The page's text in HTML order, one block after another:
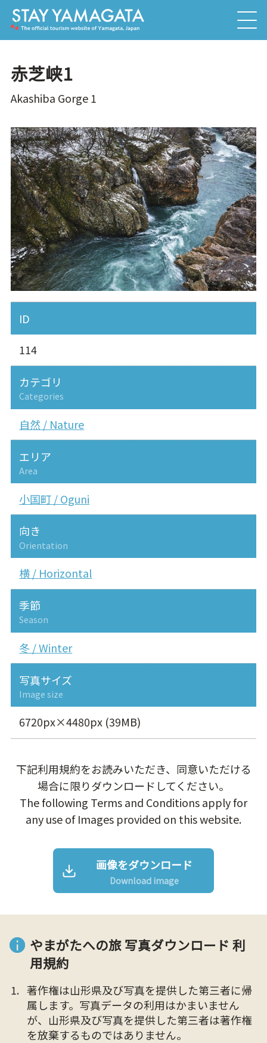
赤芝峡1
Akashiba Gorge 1
ID
114
カテゴリ
Categories
自然 / Nature
エリア
Area
小国町 / Oguni
向き
Orientation
横 / Horizontal
季節
Season
冬 / Winter
写真サイズ
Image size
6720px×4480px (39MB)
下記利用規約をお読みいただき、同意いただける
場合に限りダウンロードしてください。
The following Terms and Conditions apply for
any use of Images provided on this website.
画像をダウンロード
Download image
やまがたへの旅 写真ダウンロード 利
用規約
著作権は山形県及び写真を提供した第三者に帰
属します。写真データの利用はかまいません
が、山形県及び写真を提供した第三者は著作権
を放棄するものではありません。